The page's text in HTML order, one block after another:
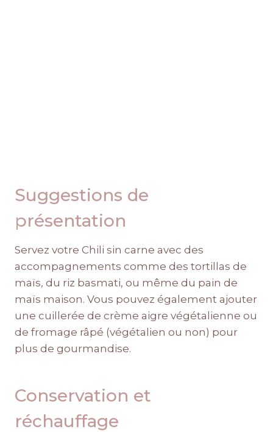
Suggestions de
présentation
Servez votre Chili sin carne avec des
accompagnements comme des tortillas de
maïs, du riz basmati, ou même du pain de
maïs maison. Vous pouvez également ajouter
une cuillerée de crème aigre végétalienne ou
de fromage râpé (végétalien ou non) pour
plus de gourmandise.
Conservation et
réchauffage